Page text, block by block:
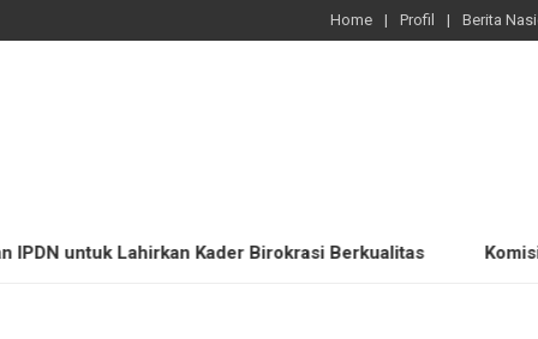
Home Profil Berita
Lahirkan Kader Birokrasi Berkualitas Komisi II DPR